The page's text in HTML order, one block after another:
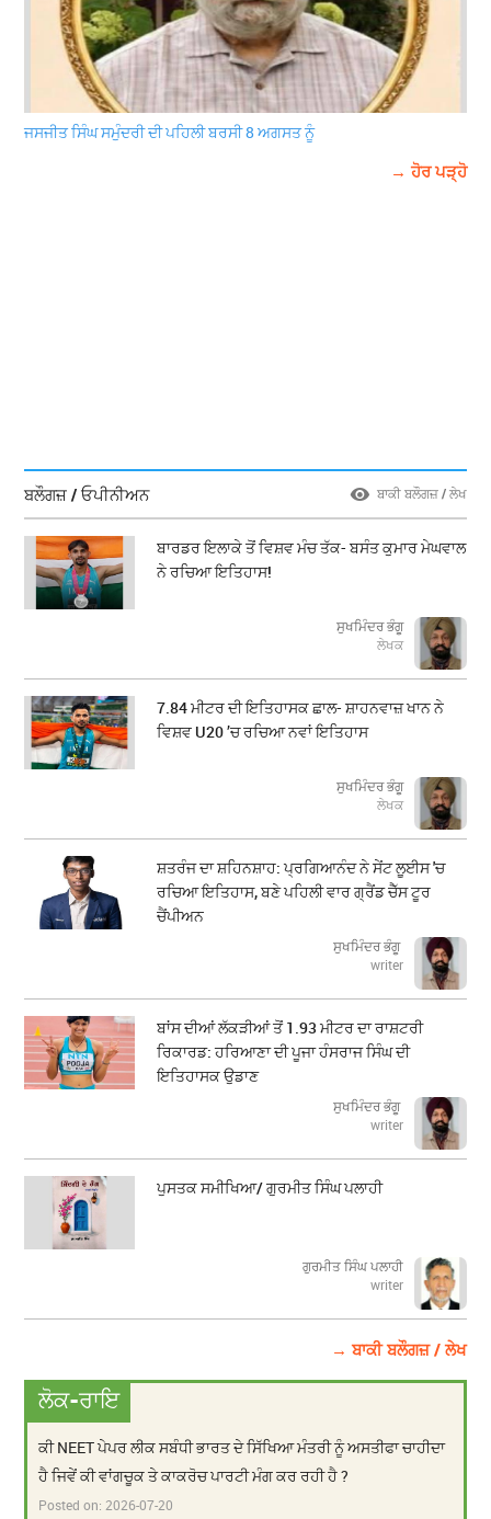
ਜਸਜੀਤ ਸਿੰਘ ਸਮੁੰਦਰੀ ਦੀ ਪਹਿਲੀ ਬਰਸੀ 8 ਅਗਸਤ ਨੂੰ
→ ਹੋਰ ਪੜ੍ਹੋ
ਬਲੌਗਜ਼ / ਓਪੀਨੀਅਨ ਬਾਕੀ ਬਲੌਗਜ਼ / ਲੇਖ
ਬਾਰਡਰ ਇਲਾਕੇ ਤੋਂ ਵਿਸ਼ਵ ਮੰਚ ਤੱਕ- ਬਸੰਤ ਕੁਮਾਰ ਮੇਘਵਾਲ
ਨੇ ਰਚਿਆ ਇਤਿਹਾਸ!
ਸੁਖਮਿੰਦਰ ਭੰਗੂ
ਲੇਖਕ
7.84 ਮੀਟਰ ਦੀ ਇਤਿਹਾਸਕ ਛਾਲ- ਸ਼ਾਹਨਵਾਜ਼ ਖਾਨ ਨੇ
ਵਿਸ਼ਵ U20 ’ਚ ਰਚਿਆ ਨਵਾਂ ਇਤਿਹਾਸ
ਸੁਖਮਿੰਦਰ ਭੰਗੂ
ਲੇਖਕ
ਸ਼ਤਰੰਜ ਦਾ ਸ਼ਹਿਨਸ਼ਾਹ: ਪ੍ਰਗਿਆਨੰਦ ਨੇ ਸੇਂਟ ਲੂਈਸ 'ਚ
ਰਚਿਆ ਇਤਿਹਾਸ, ਬਣੇ ਪਹਿਲੀ ਵਾਰ ਗ੍ਰੈਂਡ ਚੈੱਸ ਟੂਰ
ਚੈਂਪੀਅਨ
ਸੁਖਮਿੰਦਰ ਭੰਗੂ
writer
ਬਾਂਸ ਦੀਆਂ ਲੱਕੜੀਆਂ ਤੋਂ 1.93 ਮੀਟਰ ਦਾ ਰਾਸ਼ਟਰੀ
ਰਿਕਾਰਡ: ਹਰਿਆਣਾ ਦੀ ਪੂਜਾ ਹੰਸਰਾਜ ਸਿੰਘ ਦੀ
ਇਤਿਹਾਸਕ ਉਡਾਣ
ਸੁਖਮਿੰਦਰ ਭੰਗੂ
writer
ਪੁਸਤਕ ਸਮੀਖਿਆ/ ਗੁਰਮੀਤ ਸਿੰਘ ਪਲਾਹੀ
ਗੁਰਮੀਤ ਸਿੰਘ ਪਲਾਹੀ
writer
→ ਬਾਕੀ ਬਲੌਗਜ਼ / ਲੇਖ
ਲੋਕ-ਰਾਇ
ਕੀ NEET ਪੇਪਰ ਲੀਕ ਸਬੰਧੀ ਭਾਰਤ ਦੇ ਸਿੱਖਿਆ ਮੰਤਰੀ ਨੂੰ ਅਸਤੀਫਾ ਚਾਹੀਦਾ
ਹੈ ਜਿਵੇਂ ਕੀ ਵਾਂਗਚੂਕ ਤੇ ਕਾਕਰੋਚ ਪਾਰਟੀ ਮੰਗ ਕਰ ਰਹੀ ਹੈ ?
Posted on:2026-07-20